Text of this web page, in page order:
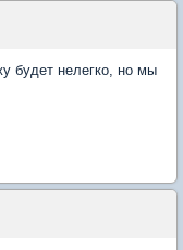
будет нелегко, но мы